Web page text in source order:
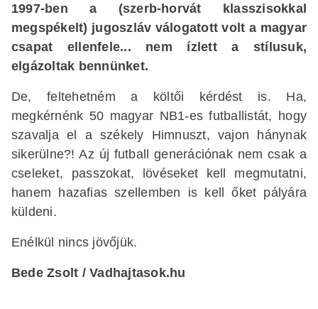
1997-ben a (szerb-horvát klasszisokkal
megspékelt) jugoszláv válogatott volt a magyar
csapat ellenfele... nem ízlett a stílusuk,
elgázoltak bennünket.
De, feltehetném a költői kérdést is. Ha,
megkérnénk 50 magyar NB1-es futballistát, hogy
szavalja el a székely Himnuszt, vajon hánynak
sikerülne?! Az új futball generációnak nem csak a
cseleket, passzokat, lövéseket kell megmutatni,
hanem hazafias szellemben is kell őket pályára
küldeni.
Enélkül nincs jövőjük.
Bede Zsolt / Vadhajtasok.hu